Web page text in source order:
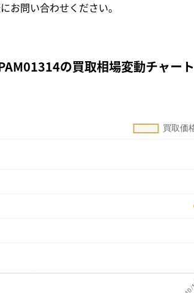
お問い合わせください。
の買取相場変動チャート